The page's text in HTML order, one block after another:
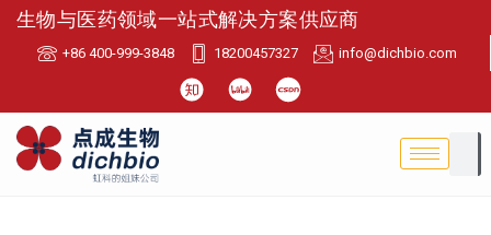
生物与医药领域一站式解决方案供应商
+86 400-999-3848 18200457327 info@dichbio.com